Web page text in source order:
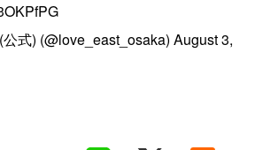
式) (@love_east_osaka)August 3,